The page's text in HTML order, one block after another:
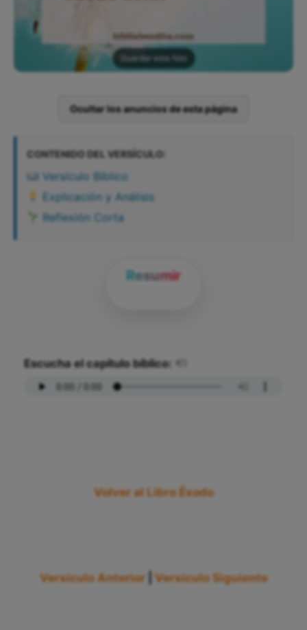
Guardar esta foto
Ocultar los anuncios de esta página
CONTENIDO DEL VERSÍCULO:
Versículo Bíblico
Explicación y Análisis
Reflexión Corta
Resumir
Escucha el capítulo bíblico:
Volver al Libro Éxodo
Versículo Anterior Versículo Siguiente